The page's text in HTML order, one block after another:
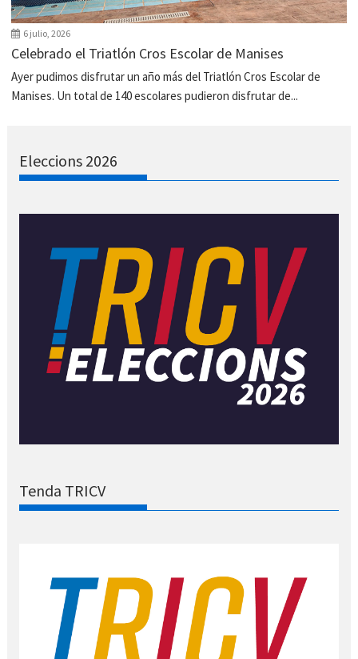
6 julio, 2026
Celebrado el Triatlón Cros Escolar de Manises
Ayer pudimos disfrutar un año más del Triatlón Cros Escolar de
Manises. Un total de 140 escolares pudieron disfrutar de...
Eleccions 2026
Tenda TRICV